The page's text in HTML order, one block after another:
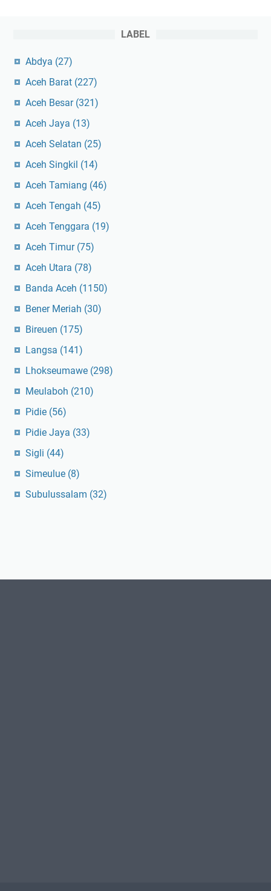
LABEL
Abdya (27)
Aceh Barat (227)
Aceh Besar (321)
Aceh Jaya (13)
Aceh Selatan (25)
Aceh Singkil (14)
Aceh Tamiang (46)
Aceh Tengah (45)
Aceh Tenggara (19)
Aceh Timur (75)
Aceh Utara (78)
Banda Aceh (1150)
Bener Meriah (30)
Bireuen (175)
Langsa (141)
Lhokseumawe (298)
Meulaboh (210)
Pidie (56)
Pidie Jaya (33)
Sigli (44)
Simeulue (8)
Subulussalam (32)